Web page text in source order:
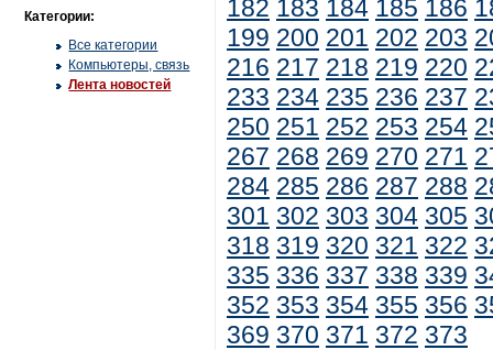
Категории:
Все категории
Компьютеры, связь
Лента новостей
182 183 184 185 186
199 200 201 202 203
216 217 218 219 220
233 234 235 236 237
250 251 252 253 254
267 268 269 270 271
284 285 286 287 288
301 302 303 304 305
318 319 320 321 322
335 336 337 338 339
352 353 354 355 356
369 370 371 372 373